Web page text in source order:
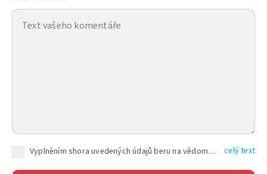
Vyplněním shora uvedených údajů beru na vědomí, že společnost TEXT FACTORY s.r.o., sídlem Brno, Durďákova 336/29, Černá Pole, PSČ: 613 00, IČ: 06157831, zapsané u Krajského soudu v Brně, oddíl C, vložka 100399, bude zpracovávat mé osobní údaje uvedené v rámci mnou vyplněného registračního formuláře na základě oprávněných zájmů TEXT FACTORY s.r.o. dle čl. 6 odst. 1 písm. f) GDPR a pro splnění právních povinností (čl. 6 odst. 1 písm. c) GDPR), a to pro tyto účely: nezbytnost zajistit oprávnění návštěvníka webových stránek provozovaných společností TEXT FACTORY s.r.o. přispívat aktivně ke zveřejněným článkům nebo v rámci diskusních fór a výkon práv TEXT FACTORY s.r.o. jako administrátora těchto diskusních fór. Více informací o zpracování osobních údajů a právech lze nalézt v celý text